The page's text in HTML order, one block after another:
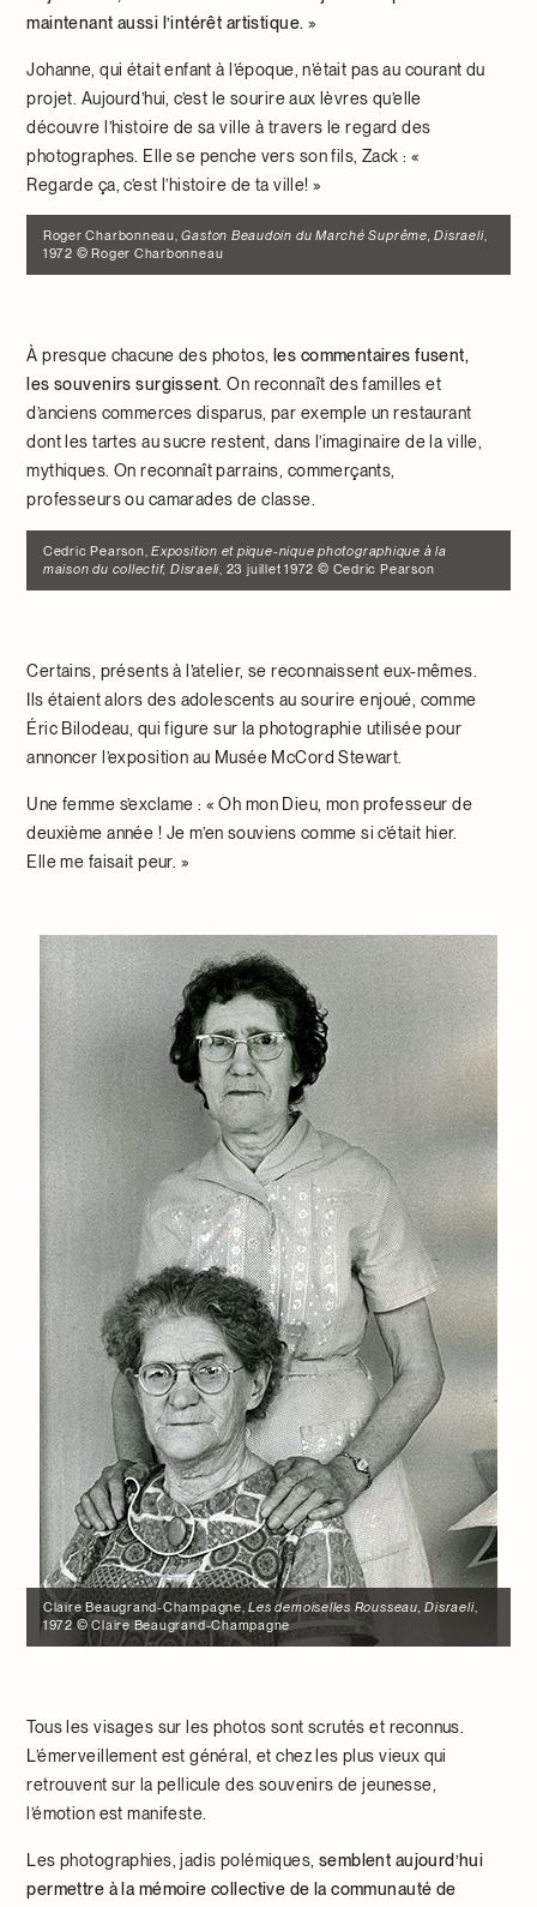
maintenant aussi l’intérêt artistique. »
Johanne, qui était enfant à l’époque, n’était pas au courant du
projet. Aujourd’hui, c’est le sourire aux lèvres qu’elle
découvre l’histoire de sa ville à travers le regard des
photographes. Elle se penche vers son fils, Zack : «
Regarde ça, c’est l’histoire de ta ville! »
Roger Charbonneau,Gaston Beaudoin du Marché Suprême, Disraeli,
1972 © Roger Charbonneau
À presque chacune des photos,
les commentaires fusent,
les souvenirs surgissent . On reconnaît des familles et
d’anciens commerces disparus, par exemple un restaurant
dont les tartes au sucre restent, dans l’imaginaire de la ville,
mythiques. On reconnaît parrains, commerçants,
professeurs ou camarades de classe.
Cedric Pearson,Exposition et pique-nique photographique à la
maison du collectif, Disraeli, 23 juillet 1972 © Cedric Pearson
Certains, présents à l’atelier, se reconnaissent eux-mêmes.
Ils étaient alors des adolescents au sourire enjoué, comme
Éric Bilodeau, qui figure sur la photographie utilisée pour
annoncer l’exposition au Musée McCord Stewart.
Une femme s’exclame : « Oh mon Dieu, mon professeur de
deuxième année ! Je m’en souviens comme si c’était hier.
Elle me faisait peur. »
Claire Beaugrand-Champagne,Les demoiselles Rousseau, Disraeli,
1972 © Claire Beaugrand-Champagne
Tous les visages sur les photos sont scrutés et reconnus.
L’émerveillement est général, et chez les plus vieux qui
retrouvent sur la pellicule des souvenirs de jeunesse,
l’émotion est manifeste.
Les photographies, jadis polémiques, semblent aujourd’hui
permettre à la mémoire collective de la communauté de